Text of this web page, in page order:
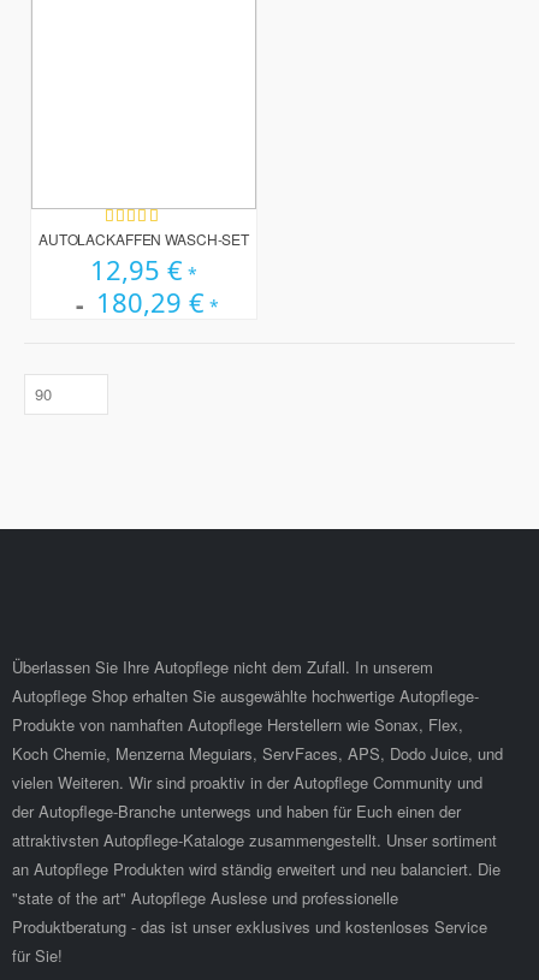
Bewertung:
100%
AUTOLACKAFFEN WASCH-SET
12,95 €
180,29 €
Überlassen Sie Ihre Autopflege nicht dem Zufall. In unserem
Autopflege Shop erhalten Sie ausgewählte hochwertige Autopflege-
Produkte von namhaften Autopflege Herstellern wie Sonax, Flex,
Koch Chemie, Menzerna Meguiars, ServFaces, APS, Dodo Juice, und
vielen Weiteren. Wir sind proaktiv in der Autopflege Community und
der Autopflege-Branche unterwegs und haben für Euch einen der
attraktivsten Autopflege-Kataloge zusammengestellt. Unser sortiment
an Autopflege Produkten wird ständig erweitert und neu balanciert. Die
"state of the art" Autopflege Auslese und professionelle
Produktberatung - das ist unser exklusives und kostenloses Service
für Sie!